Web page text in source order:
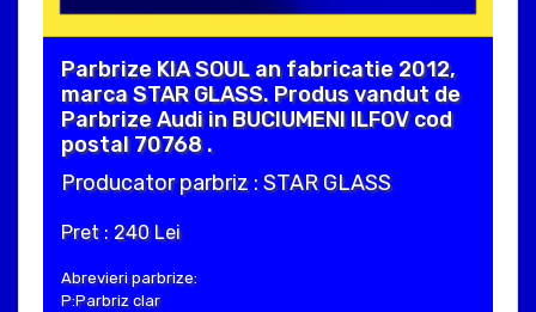
Parbrize KIA SOUL an fabricatie 2012,
marca STAR GLASS. Produs vandut de
Parbrize Audi in BUCIUMENI ILFOV cod
postal 70768 .
Producator parbriz : STAR GLASS
Pret : 240 Lei
Abrevieri parbrize:
P:Parbriz clar